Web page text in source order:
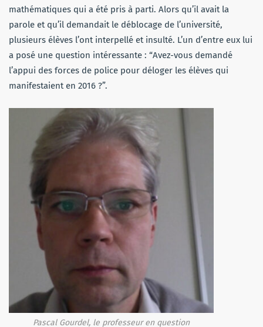
mathématiques qui a été pris à parti. Alors qu’il avait la
parole et qu’il demandait le déblocage de l’université,
plusieurs élèves l’ont interpellé et insulté. L’un d’entre eux lui
a posé une question intéressante : “Avez-vous demandé
l’appui des forces de police pour déloger les élèves qui
manifestaient en 2016 ?”.
Pascal Gourdel, le professeur en question